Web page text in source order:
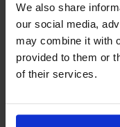
We also share
our social media,
may combine it with
provided to them or
of their services.
schnelleres
Verfolgen Sie
Rechnungen
Benutzer Ihres